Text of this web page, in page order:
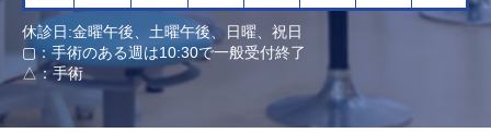
休診日:金曜午後、土曜午後、日曜、祝日
▢：手術のある週は10:30で一般受付終了
△：手術